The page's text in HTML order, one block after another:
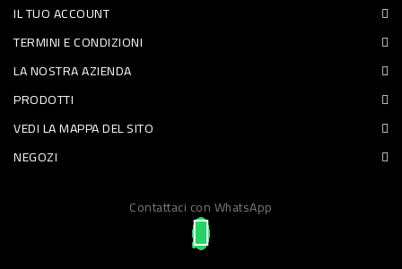
PIATTI
PRONTI
E
CONDIMENTI
IL TUO ACCOUNT
TERMINI E CONDIZIONI
LA NOSTRA AZIENDA
PRODOTTI
VEDI LA MAPPA DEL SITO
NEGOZI
Contattaci con WhatsApp